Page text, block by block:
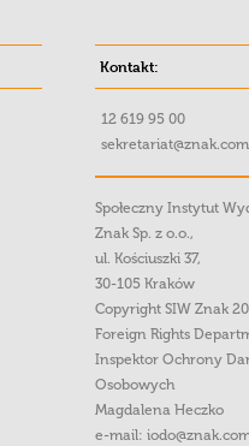
Kontakt:
12 619 95 00
Społeczny Instytut
Znak Sp. z o.o.,
ul. Kościuszki 37,
30-105 Kraków
Copyright SIW Znak
Foreign Rights
Inspektor Ochrony
Osobowych
Magdalena Heczko
e-mail: